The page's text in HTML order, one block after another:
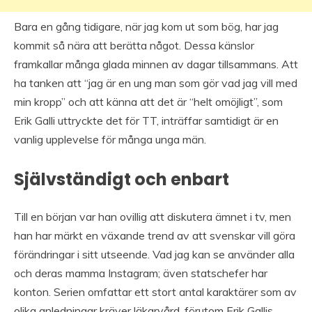
Bara en gång tidigare, när jag kom ut som bög, har jag
kommit så nära att berätta något. Dessa känslor
framkallar många glada minnen av dagar tillsammans. Att
ha tanken att “jag är en ung man som gör vad jag vill med
min kropp” och att känna att det är “helt omöjligt”, som
Erik Galli uttryckte det för TT, inträffar samtidigt är en
vanlig upplevelse för många unga män.
Självständigt och enbart
Till en början var han ovillig att diskutera ämnet i tv, men
han har märkt en växande trend av att svenskar vill göra
förändringar i sitt utseende. Vad jag kan se använder alla
och deras mamma Instagram; även statschefer har
konton. Serien omfattar ett stort antal karaktärer som av